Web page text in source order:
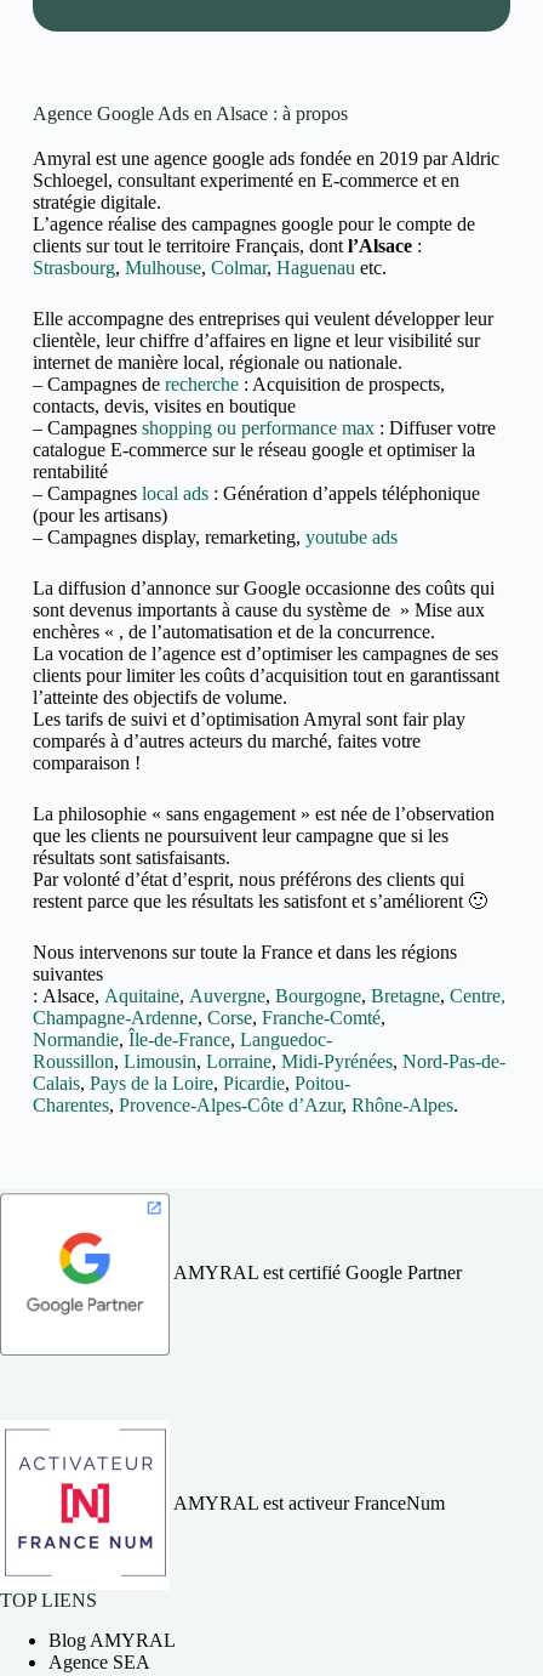
Agence Google Ads en Alsace : à propos
Amyral est une agence google ads fondée en 2019 par Aldric
Schloegel, consultant experimenté en E-commerce et en
stratégie digitale.
L’agence réalise des campagnes google pour le compte de
clients sur tout le territoire Français, dont l’Alsace:
Strasbourg, Mulhouse, Colmar, Haguenau etc.
Elle accompagne des entreprises qui veulent développer leur
clientèle, leur chiffre d’affaires en ligne et leur visibilité sur
internet de manière local, régionale ou nationale.
– Campagnes de recherche: Acquisition de prospects,
contacts, devis, visites en boutique
– Campagnes shopping ou performance max: Diffuser votre
catalogue E-commerce sur le réseau google et optimiser la
rentabilité
– Campagnes local ads: Génération d’appels téléphonique
(pour les artisans)
– Campagnes display, remarketing, youtube ads
La diffusion d’annonce sur Google occasionne des coûts qui
sont devenus importants à cause du système de » Mise aux
enchères « , de l’automatisation et de la concurrence.
La vocation de l’agence est d’optimiser les campagnes de ses
clients pour limiter les coûts d’acquisition tout en garantissant
l’atteinte des objectifs de volume.
Les tarifs de suivi et d’optimisation Amyral sont fair play
comparés à d’autres acteurs du marché, faites votre
comparaison !
La philosophie « sans engagement » est née de l’observation
que les clients ne poursuivent leur campagne que si les
résultats sont satisfaisants.
Par volonté d’état d’esprit, nous préférons des clients qui
restent parce que les résultats les satisfont et s’améliorent 🙂
Nous intervenons sur toute la France et dans les régions
suivantes
: Alsace, Aquitaine, Auvergne, Bourgogne, Bretagne, Centre,
Champagne-Ardenne, Corse, Franche-Comté,
Normandie, Île-de-France, Languedoc-
Roussillon, Limousin, Lorraine, Midi-Pyrénées, Nord-Pas-de-
Calais, Pays de la Loire, Picardie, Poitou-
Charentes, Provence-Alpes-Côte d’Azur, Rhône-Alpes.
AMYRAL est certifié Google Partner
AMYRAL est activeur FranceNum
TOP LIENS
Blog AMYRAL
Agence SEA